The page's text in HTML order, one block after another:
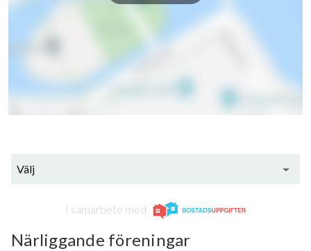
Välj
I samarbete med
Närliggande föreningar